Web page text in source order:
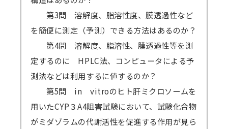
第3問 溶解度、脂溶性度、膜透過性など
を簡便に測定（予測）できる方法はあるのか？
第4問 溶解度、脂溶性、膜透過性等を測
定するのに HPLC法、コンピュータによる予
測法などは利用するに値するのか？
第5問 in vitroのヒト肝ミクロソームを
用いたCYP３A4阻害試験において、試験化合物
がミダゾラムの代謝活性を促進する作用が見ら